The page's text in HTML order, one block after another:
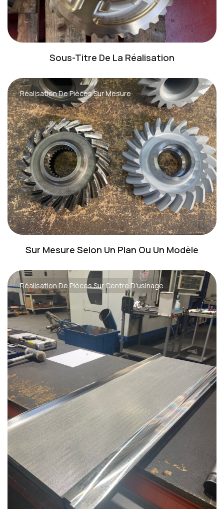
Sous-Titre De La Réalisation
Réalisation De Pièces Sur Mesure
Sur Mesure Selon Un Plan Ou Un Modèle
Réalisation De Pièces Sur Centre D'usinage